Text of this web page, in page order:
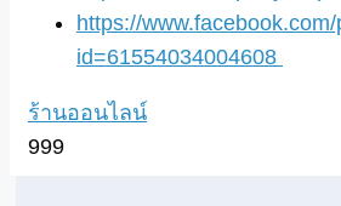
https://
id=61554034004608
ร้านออนไลน์
999